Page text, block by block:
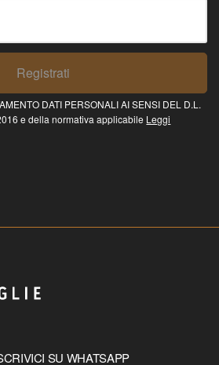
Registrati
DATI PERSONALI AI SENSI DEL D.L.
e della normativa applicabile Leggi
SU WHATSAPP